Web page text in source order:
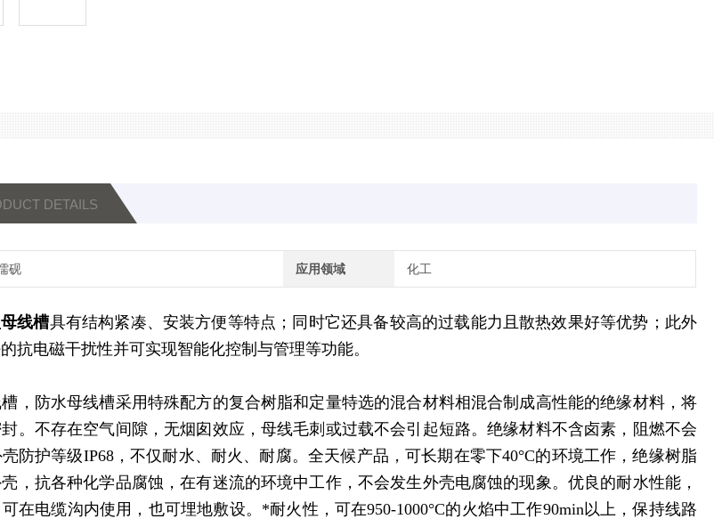
DETAILS
砚 应用领域 化工
线槽具有结构紧凑、安装方便等特点；同时它还具备较高的过载能力且散热效果好等优势；此外
抗电磁干扰性并可实现智能化控制与管理等功能。
，防水母线槽采用特殊配方的复合树脂和定量特选的混合材料相混合制成高性能的绝缘材料，将
。不存在空气间隙，无烟囱效应，母线毛刺或过载不会引起短路。绝缘材料不含卤素，阻燃不会
防护等级IP68，不仅耐水、耐火、耐腐。全天候产品，可长期在零下40°C的环境工作，绝缘树脂
，抗各种化学品腐蚀，在有迷流的环境中工作，不会发生外壳电腐蚀的现象。优良的耐水性能，
在电缆沟内使用，也可埋地敷设。*耐火性，可在950-1000°C的火焰中工作90min以上，保持线路